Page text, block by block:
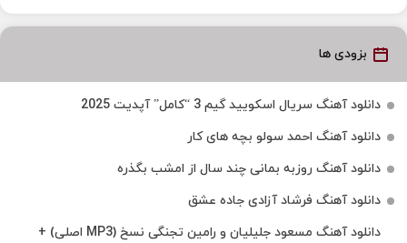
بزودی ها
دانلود آهنگ سریال اسکویید گیم 3 “کامل” آپدیت 2025
دانلود آهنگ احمد سولو بچه های کار
دانلود آهنگ روزبه بمانی چند سال از امشب بگذره
دانلود آهنگ فرشاد آزادی جاده عشق
دانلود آهنگ مسعود جلیلیان و رامین تجنگی نسخ (MP3 اصلی) +